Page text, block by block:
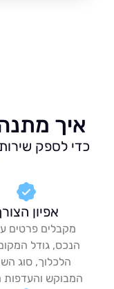
מתנהל
לספק שירות מסודר
אפיון הצורך
פרטים על סוג
גודל המקום, מצב
הלכלוך, סוג השירות
והעדפות הלקוח.